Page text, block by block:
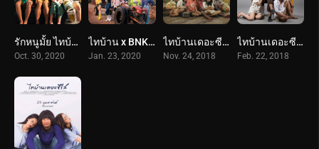
รักหนูมั้ย ไทบ้าน (2563) Call Me Daddy
Oct. 30, 2020
ไทบ้าน x BNK48 จากใจผู้สาวคนนี้ (2563) Thi-Baan x BNK48
Jan. 23, 2020
ไทบ้านเดอะซีรีส์ 2.2 / Part 2 (2561) Thi Baan The Series 2.2
Nov. 24, 2018
ไทบ้านเดอะซีรีส์ 2.1 / Part 1 (2561) Thi Baan The Series 2.1
Feb. 22, 2018